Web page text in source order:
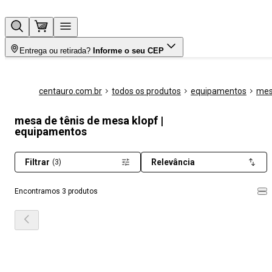
Entrega ou retirada? Informe o seu CEP
centauro.com.br todos os produtos equipamentos
mesa de tênis de mesa klopf |
equipamentos
Encontramos 3 produtos
Filtrar (3) Relevância